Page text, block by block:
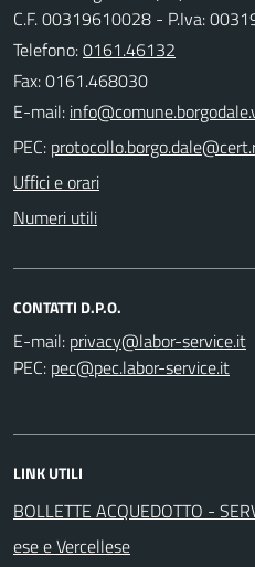
C.F. 00319610028 - P.Iva:
Telefono:0161.46132
Fax: 0161.468030
E-mail:
PEC:
Uffici e orari
Numeri utili
CONTATTI D.P.O.
E-mail:
PEC:
LINK UTILI
BOLLETTE ACQUEDOTTO -
ese e Vercellese